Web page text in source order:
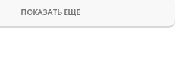
ПОКАЗАТЬ ЕЩЕ